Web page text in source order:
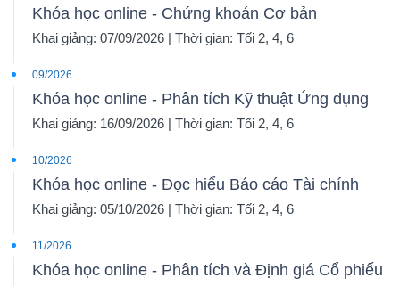
Khóa học online - Chứng khoán Cơ bản
Khai giảng: 07/09/2026 | Thời gian: Tối 2, 4, 6
09/2026
Khóa học online - Phân tích Kỹ thuật Ứng dụng
Khai giảng: 16/09/2026 | Thời gian: Tối 2, 4, 6
10/2026
Khóa học online - Đọc hiểu Báo cáo Tài chính
Khai giảng: 05/10/2026 | Thời gian: Tối 2, 4, 6
11/2026
Khóa học online - Phân tích và Định giá Cổ phiếu